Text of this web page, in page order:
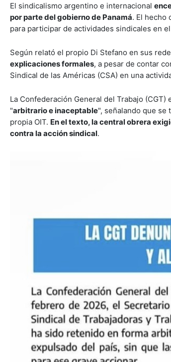
El sindicalismo argentino e internacional
por parte del gobierno de Panamá. El hecho
para participar de actividades sindicales en
Según relató el propio Di Stefano en sus
explicaciones formales, a pesar de contar
Sindical de las Américas (CSA) en una
La Confederación General del Trabajo
"arbitrario e inaceptable", señalando que
propia OIT. En el texto, la central obrera
contra la acción sindical.